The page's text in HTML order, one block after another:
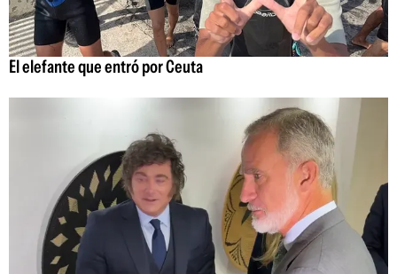
El elefante que entró por Ceuta